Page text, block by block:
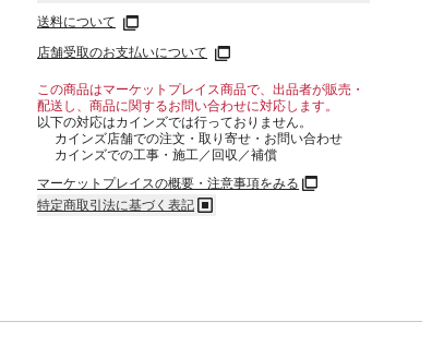
送料について
店舗受取のお支払いについて
この商品はマーケットプレイス商品で、出品者が販売・
配送し、商品に関するお問い合わせに対応します。
以下の対応はカインズでは行っておりません。
カインズ店舗での注文・取り寄せ・お問い合わせ
カインズでの工事・施工／回収／補償
マーケットプレイスの概要・注意事項をみる
特定商取引法に基づく表記